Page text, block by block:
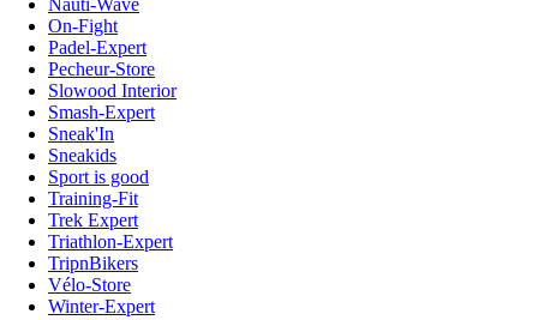
Nauti-Wave
On-Fight
Padel-Expert
Pecheur-Store
Slowood Interior
Smash-Expert
Sneak'In
Sneakids
Sport is good
Training-Fit
Trek Expert
Triathlon-Expert
TripnBikers
Vélo-Store
Winter-Expert